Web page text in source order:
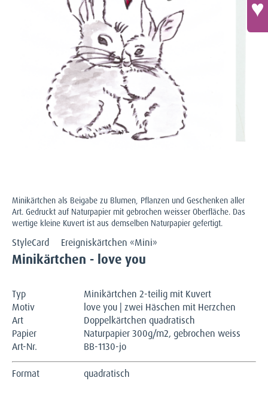
Minikärtchen als Beigabe zu Blumen, Pflanzen und Geschenken aller
Art. Gedruckt auf Naturpapier mit gebrochen weisser Oberfläche. Das
wertige kleine Kuvert ist aus demselben Naturpapier gefertigt.
StyleCard Ereigniskärtchen «Mini»
Minikärtchen - love you
Typ
Minikärtchen 2-teilig mit Kuvert
Motiv
love you | zwei Häschen mit Herzchen
Art
Doppelkärtchen quadratisch
Papier
Naturpapier 300g/m2, gebrochen weiss
Art-Nr.
BB-1130-jo
Format quadratisch